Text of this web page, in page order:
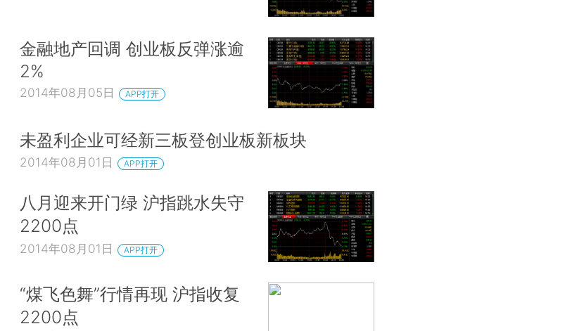
金融地产回调 创业板反弹涨逾
2%
2014年08月05日 APP打开
未盈利企业可经新三板登创业板新板块
2014年08月01日 APP打开
八月迎来开门绿 沪指跳水失守
2200点
2014年08月01日 APP打开
“煤飞色舞”行情再现 沪指收复
2200点